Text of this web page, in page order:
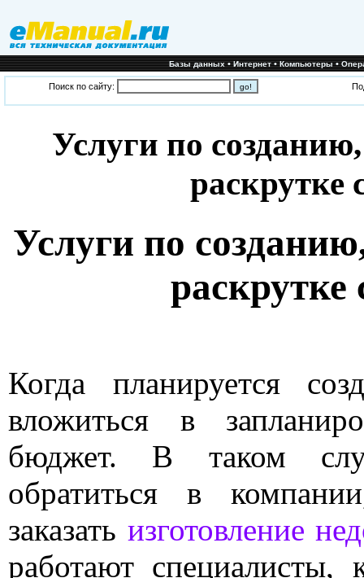
Базы данных•Интернет•Компьютеры•
Поиск по сайту:
Услуги по
раскрутке
Услуги по
раскрутке
Когда планируется
вложиться в
бюджет. В таком
обратиться в
заказать изготовление
работают специалисты,